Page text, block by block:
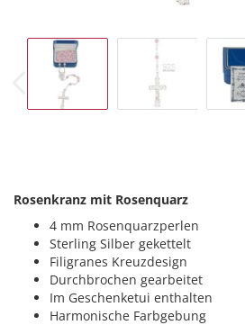
Rosenkranz mit Rosenquarz
4 mm Rosenquarzperlen
Sterling Silber gekettelt
Filigranes Kreuzdesign
Durchbrochen gearbeitet
Im Geschenketui enthalten
Harmonische Farbgebung